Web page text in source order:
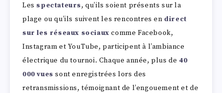
Les spectateurs, qu’ils soient présents sur la
plage ou qu’ils suivent les rencontres en direct
sur les réseaux sociaux comme Facebook,
Instagram et YouTube, participent à l’ambiance
électrique du tournoi. Chaque année, plus de 40
000 vues sont enregistrées lors des
retransmissions, témoignant de l’engouement et de